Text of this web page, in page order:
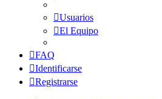
Usuarios
El Equipo
FAQ
Identificarse
Registrarse